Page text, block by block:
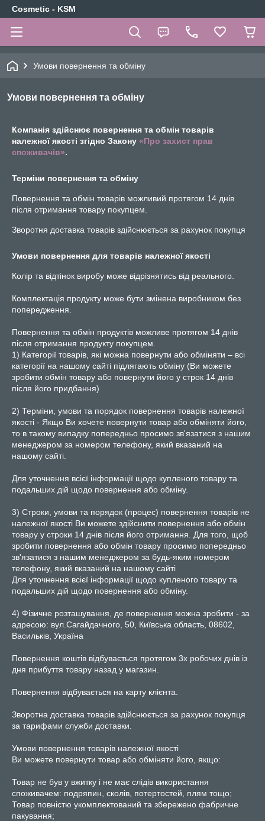
Cosmetic - KSM
Умови повернення та обміну
Умови повернення та обміну
Компанія здійснює повернення та обмін товарів
належної якості згідно Закону «Про захист прав
споживачів».
Терміни повернення та обміну
Повернення та обмін товарів можливий протягом 14 днів
після отримання товару покупцем.
Зворотня доставка товарів здійснюється за рахунок покупця
Умови повернення для товарів належної якості
Колір та відтінок виробу може відрізнятись від реального.
Комплектація продукту може бути змінена виробником без
попередження.
Повернення та обмін продуктів можливе протягом 14 днів
після отримання продукту покупцем.
1) Категорії товарів, які можна повернути або обміняти – всі
категорії на нашому сайті підлягають обміну (Ви можете
зробити обмін товару або повернути його у строк 14 днів
після його придбання)
2) Терміни, умови та порядок повернення товарів належної
якості - Якщо Ви хочете повернути товар або обміняти його,
то в такому випадку попередньо просимо зв'язатися з нашим
менеджером за номером телефону, який вказаний на
нашому сайті.
Для уточнення всієї інформації щодо купленого товару та
подальших дій щодо повернення або обміну.
3) Строки, умови та порядок (процес) повернення товарів не
належної якості Ви можете здійснити повернення або обмін
товару у строки 14 днів після його отримання. Для того, щоб
зробити повернення або обмін товару просимо попередньо
зв'язатися з нашим менеджером за будь-яким номером
телефону, який вказаний на нашому сайті
Для уточнення всієї інформації щодо купленого товару та
подальших дій щодо повернення або обміну.
4) Фізичне розташування, де повернення можна зробити - за
адресою: вул.Сагайдачного, 50, Київська область, 08602,
Васильків, Україна
Повернення коштів відбувається протягом 3х робочих днів із
дня прибуття товару назад у магазин.
Повернення відбувається на карту клієнта.
Зворотна доставка товарів здійснюється за рахунок покупця
за тарифами служби доставки.
Умови повернення товарів належної якості
Ви можете повернути товар або обміняти його, якщо:
Товар не був у вжитку і не має слідів використання
споживачем: подряпин, сколів, потертостей, плям тощо;
Товар повністю укомплектований та збережено фабричне
пакування;